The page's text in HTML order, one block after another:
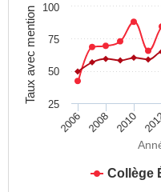
Taux avec mention
Collège
2006 2008 2010
25
50
75
100